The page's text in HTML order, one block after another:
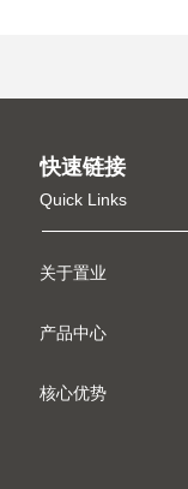
快速链接
Quick Links
关于置业
产品中心
核心优势